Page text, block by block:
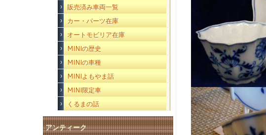
販売済み車両一覧
カー・パーツ在庫
オートモビリア在庫
MINIの歴史
MINIの車種
MINIよもやま話
MINI限定車
くるまの話
アンティーク